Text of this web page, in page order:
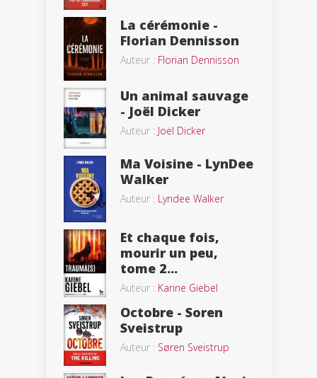
La cérémonie -
Florian Dennisson
Auteur : Florian Dennisson
Un animal sauvage
- Joël Dicker
Auteur : Joël Dicker
Ma Voisine - LynDee
Walker
Auteur : Lyndee Walker
Et chaque fois,
mourir un peu,
tome 2...
Auteur : Karine Giebel
Octobre - Soren
Sveistrup
Auteur : Søren Sveistrup